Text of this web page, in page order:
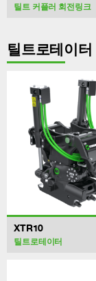
틸트 커플러 회전링크
틸트로테이터
XTR10
틸트로테이터